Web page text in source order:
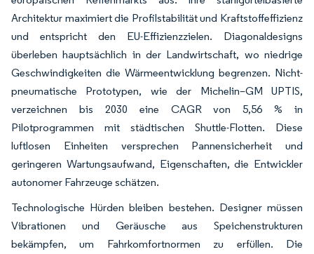
Architektur maximiert die Profilstabilität und Kraftstoffeffizienz
und entspricht den EU-Effizienzzielen. Diagonaldesigns
überleben hauptsächlich in der Landwirtschaft, wo niedrige
Geschwindigkeiten die Wärmeentwicklung begrenzen. Nicht-
pneumatische Prototypen, wie der Michelin–GM UPTIS,
verzeichnen bis 2030 eine CAGR von 5,56 % in
Pilotprogrammen mit städtischen Shuttle-Flotten. Diese
luftlosen Einheiten versprechen Pannensicherheit und
geringeren Wartungsaufwand, Eigenschaften, die Entwickler
autonomer Fahrzeuge schätzen.
Technologische Hürden bleiben bestehen. Designer müssen
Vibrationen und Geräusche aus Speichenstrukturen
bekämpfen, um Fahrkomfortnormen zu erfüllen. Die